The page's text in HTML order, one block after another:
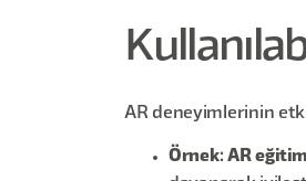
AR deneyimlerinin
Örnek:AR